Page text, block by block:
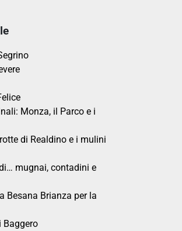
Monza, il Parco e i
di Realdino e i mulini
mugnai, contadini e
Besana Brianza per la
Baggero